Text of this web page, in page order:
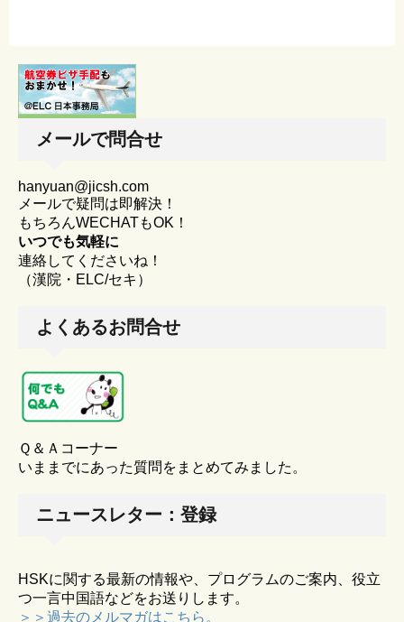
メールで問合せ
hanyuan@jicsh.com
メールで疑問は即解決！
もちろんWECHATもOK！
いつでも気軽に
連絡してくださいね！
（漢院・ELC/セキ）
よくあるお問合せ
Ｑ＆Ａコーナー
いままでにあった質問をまとめてみました。
ニュースレター：登録
HSKに関する最新の情報や、プログラムのご案内、役立
つ一言中国語などをお送りします。
＞＞過去のメルマガはこちら。